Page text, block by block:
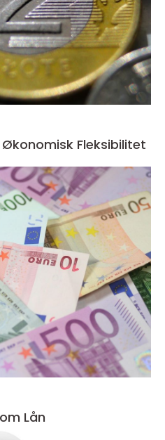
Fleksibilitet
Lån